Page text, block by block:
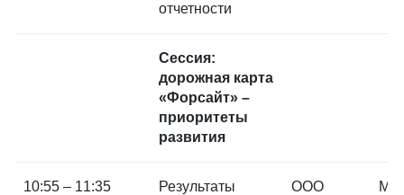
отчетности
Сессия:
дорожная карта
«Форсайт» –
приоритеты
развития
10:55 – 11:35
Результаты
ООО